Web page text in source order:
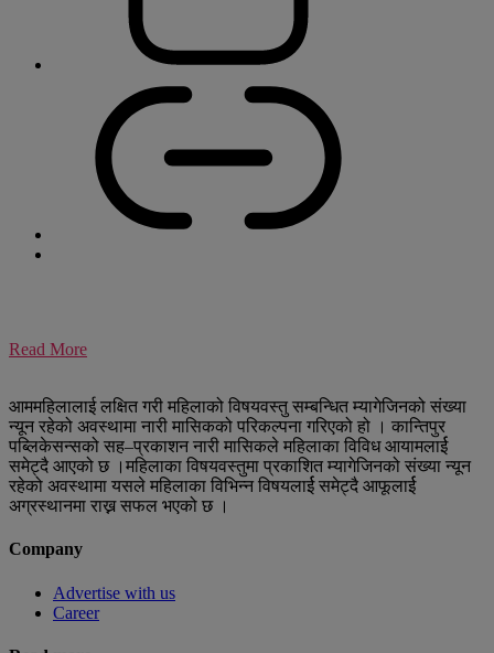
Read More
आममहिलालाई लक्षित गरी महिलाको विषयवस्तु सम्बन्धित म्यागेजिनको संख्या
न्यून रहेको अवस्थामा नारी मासिकको परिकल्पना गरिएको हो । कान्तिपुर
पब्लिकेसन्सको सह–प्रकाशन नारी मासिकले महिलाका विविध आयामलार्ई
समेट्दै आएको छ ।महिलाका विषयवस्तुमा प्रकाशित म्यागेजिनको संख्या न्यून
रहेको अवस्थामा यसले महिलाका विभिन्न विषयलार्ई समेट्दै आफूलार्ई
अग्रस्थानमा राख्न सफल भएको छ ।
Company
Advertise with us
Career